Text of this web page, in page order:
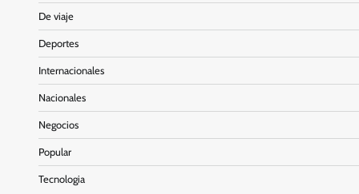
De viaje
Deportes
Internacionales
Nacionales
Negocios
Popular
Tecnologia